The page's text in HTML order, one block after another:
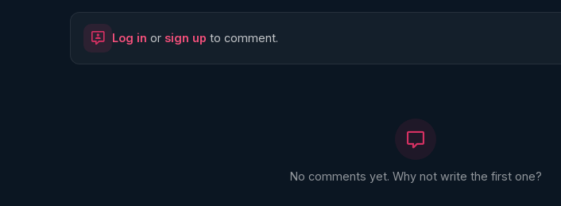
http://rgnr.li/ymag
Log in or sign up to comment.
No comments yet. Why not write the first one?